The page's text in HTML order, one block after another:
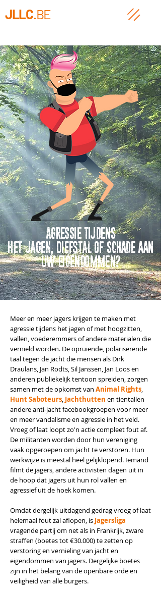
JLLC.BE
Agressie tijdens
HET JAGEN, DIEFSTAL of schade aan
uw eigendommen?
Meer en meer jagers krijgen te maken met
agressie tijdens het jagen of met hoogzitten,
vallen, voederemmers of andere materialen die
vernield worden. De opruiende, polariserende
taal tegen de jacht die mensen als Dirk
Draulans, Jan Rodts, Sil Janssen, Jan Loos en
anderen publiekelijk tentoon spreiden, zorgen
samen met de opkomst van Animal Rights,
Hunt Saboteurs, Jachthutten en tientallen
andere anti-jacht facebookgroepen voor meer
en meer vandalisme en agressie in het veld.
Vroeg of laat loopt zo'n actie compleet fout af.
De militanten worden door hun vereniging
vaak opgeroepen om jacht te verstoren. Hun
werkwijze is meestal heel gelijklopend. Iemand
filmt de jagers, andere activisten dagen uit in
de hoop dat jagers uit hun rol vallen en
agressief uit de hoek komen.
Omdat dergelijk uitdagend gedrag vroeg of laat
helemaal fout zal aflopen, is Jagersliga
vragende partij om net als in Frankrijk, zware
straffen (boetes tot €30.000) te zetten op
verstoring en vernieling van jacht en
eigendommen van jagers. Dergelijke boetes
zijn in het belang van de openbare orde en
veiligheid van alle burgers.